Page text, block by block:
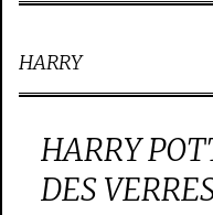
HARRY
HARRY
DES